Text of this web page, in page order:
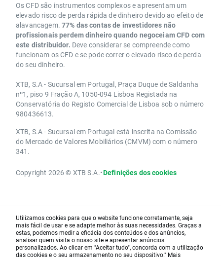
Os CFD são instrumentos complexos e apresentam um
elevado risco de perda rápida de dinheiro devido ao efeito de
alavancagem. 77% das contas de investidores não
profissionais perdem dinheiro quando negoceiam CFD com
este distribuidor. Deve considerar se compreende como
funcionam os CFD e se pode correr o elevado risco de perda
do seu dinheiro.
XTB, S.A - Sucursal em Portugal, Praça Duque de Saldanha
nº1, piso 9 Fração A, 1050-094 Lisboa Registada na
Conservatória do Registo Comercial de Lisboa sob o número
980436613.
XTB, S.A - Sucursal em Portugal está inscrita na Comissão
do Mercado de Valores Mobiliários (CMVM) com o número
341.
Copyright 2026 © XTB S.A.•Definições dos cookies
Utilizamos cookies para que o website funcione corretamente, seja
mais fácil de usar e se adapte melhor às suas necessidades. Graças a
estas, podemos medir a eficácia dos conteúdos e dos anúncios,
analisar quem visita o nosso site e apresentar anúncios
personalizados. Ao clicar em "Aceitar tudo", concorda com a utilização
das cookies e o seu armazenamento no seu dispositivo." Mais